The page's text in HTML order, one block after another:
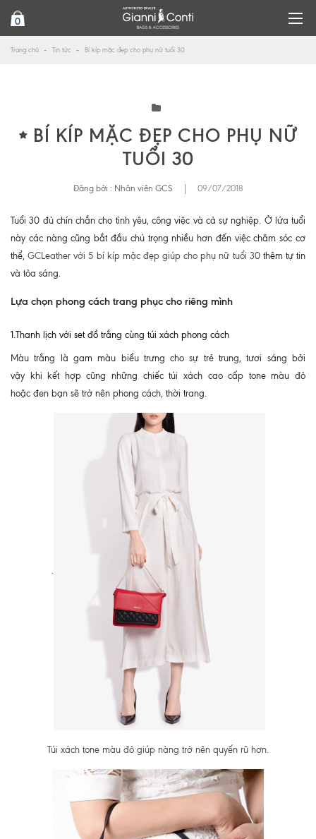
0
Trang chủ Tin tức Bí kíp mặc đẹp cho phụ nữ tuổi 30
BÍ KÍP MẶC ĐẸP CHO PHỤ NỮ
TUỔI 30
Đăng bởi : Nhân viên GCS 09/07/2018
Tuổi 30 đủ chín chắn cho tình yêu, công việc và cả sự nghiệp. Ở lứa tuổi
này các nàng cũng bắt đầu chú trọng nhiều hơn đến việc chăm sóc cơ
thể,GCLeather với 5 bí kíp mặc đẹp giúp cho phụ nữ tuổi 30 thêm tự tin
và tỏa sáng.
Lựa chọn phong cách trang phục cho riêng mình
1.Thanh lịch với set đồ trắng cùng túi xách phong cách
Màu trắng là gam màu biểu trưng cho sự trẻ trung, tươi sáng bởi
vậy khi kết hợp cũng những chiếc túi xách cao cấp tone màu đỏ
hoặc đen bạn sẽ trở nên phong cách, thời trang.
.
Túi xách tone màu đỏ giúp nàng trở nên quyến rũ hơn.